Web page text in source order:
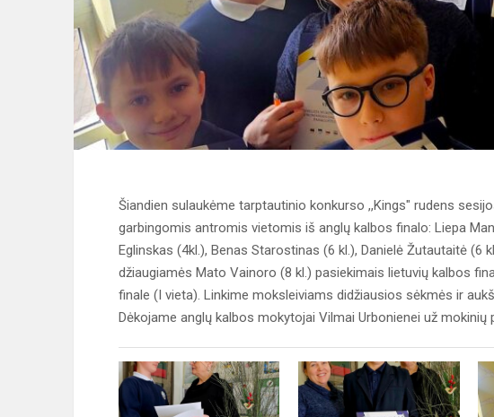
Šiandien sulaukėme tarptautinio konkurso ,,Kings" rudens
garbingomis antromis vietomis iš anglų kalbos finalo: Liepa
Eglinskas (4kl.), Benas Starostinas (6 kl.), Danielė Žutautaitė
džiaugiamės Mato Vainoro (8 kl.) pasiekimais lietuvių kalbos
finale (I vieta). Linkime moksleiviams didžiausios sėkmės ir
Dėkojame anglų kalbos mokytojai Vilmai Urbonienei už